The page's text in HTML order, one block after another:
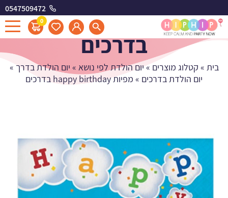
0547509472
0
מפיות happy birthday
בדרכים
בית » קטלוג מוצרים » יום הולדת לפי נושא » יום הולדת בדרך »
יום הולדת בדרכים » מפיות happy birthday בדרכים